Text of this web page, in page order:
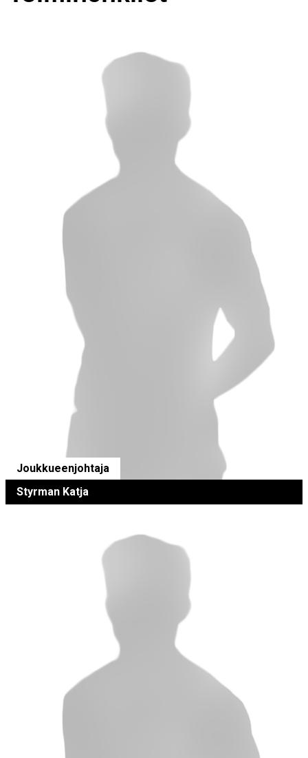
Joukkueenjohtaja
Styrman Katja